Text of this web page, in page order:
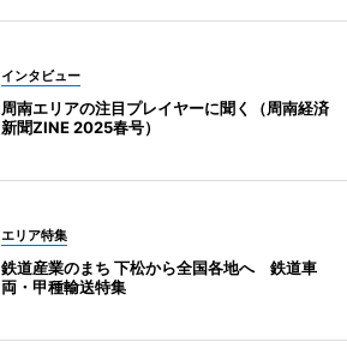
インタビュー
周南エリアの注目プレイヤーに聞く（周南経済
新聞ZINE 2025春号）
エリア特集
鉄道産業のまち 下松から全国各地へ 鉄道車
両・甲種輸送特集